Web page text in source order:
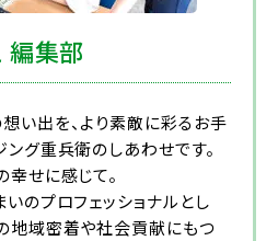
編集部
い出を、より素敵に彩るお手
グ重兵衛のしあわせです。
幸せに感じて。
のプロフェッショナルとし
地域密着や社会貢献にもつ